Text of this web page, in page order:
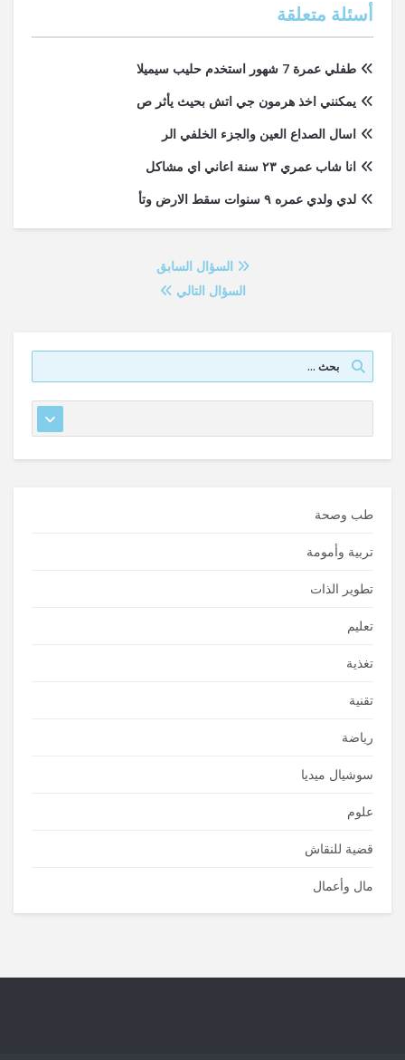
أسئلة متعلقة
طفلي عمرة 7 شهور استخدم حليب سيميلا
يمكنني اخذ هرمون جي اتش بحيث يأثر ص
اسال الصداع العين والجزء الخلفي الر
انا شاب عمري ٢٣ سنة اعاني اي مشاكل
لدي ولدي عمره ٩ سنوات سقط الارض وتأ
السؤال السابق
السؤال التالي
طب وصحة
تربية وأمومة
تطوير الذات
تعليم
تغذية
تقنية
رياضة
سوشيال ميديا
علوم
قضية للنقاش
مال وأعمال